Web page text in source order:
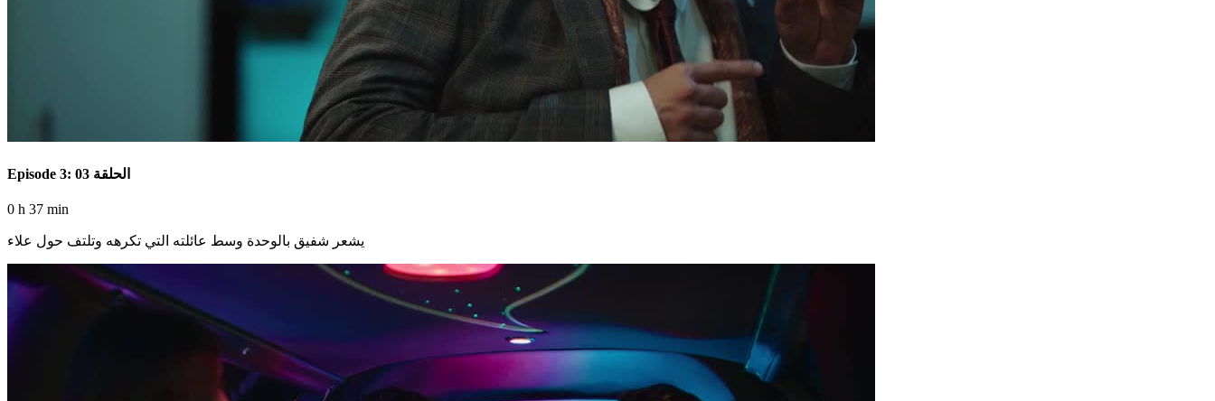
Episode 3: الحلقة 03
0 h 37 min
يشعر شفيق بالوحدة وسط عائلته التي تكرهه وتلتف حول علاء